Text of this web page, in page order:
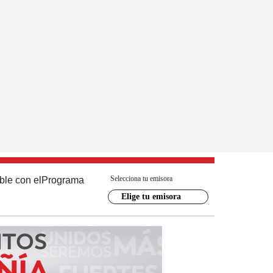
con el Programa Selecciona tu emisora
Elige tu emisora